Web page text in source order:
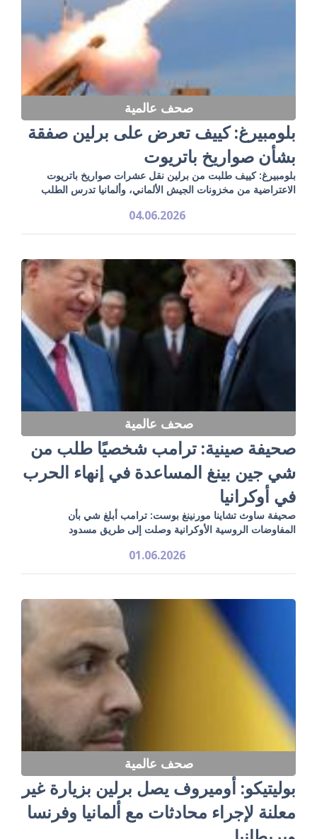
صحف عالمية
بلومبيرغ: كييف تعرض على برلين صفقة
بشأن صواريخ باتريوت
بلومبيرغ: كييف طلبت من برلين نقل عشرات صواريخ باتريوت
الاعتراضية من مخزونات الجيش الألماني، وألمانيا تدرس الطلب
04.06.2026
صحف عالمية
صحيفة صينية: ترامب شخصيًا طلب من
شي جين بينغ المساعدة في إنهاء الحرب
في أوكرانيا
صحيفة ساوث تشاينا مورنينغ بوست: ترامب أبلغ شي بأن
المفاوضات الروسية الأوكرانية وصلت إلى طريق مسدود
01.06.2026
صحف عالمية
بوليتيكو: أوميروف يصل برلين بزيارة غير
معلنة لإجراء محادثات مع ألمانيا وفرنسا